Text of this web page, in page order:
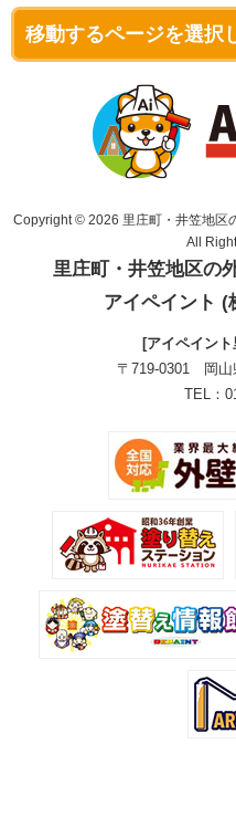
Copyright © 2026 里庄町・井笠地区
All
里庄町・井笠地区の
アイペイント (
[アイペイン
〒719-0301 岡山
TEL：